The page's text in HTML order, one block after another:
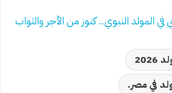
المولد النبوي.. كنوز من الأجر والثواب
في مصر.